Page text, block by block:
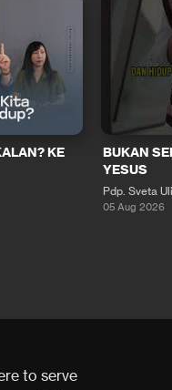
KE
BUKAN
YESUS
Pdp. Sveta
05 Aug 2026
to serve